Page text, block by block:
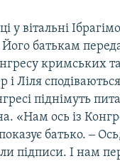
у вітальні
батькам
кримських
і Ліля
піднімуть
«Нам ось із
батько. ‒
підписи. І нам